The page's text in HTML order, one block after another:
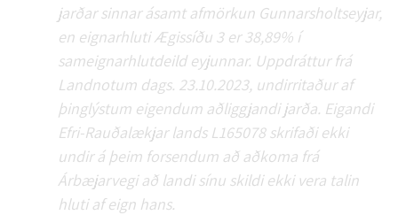
jarðar sinnar ásamt afmörkun Gunnarsholtseyjar,
en eignarhluti Ægissíðu 3 er 38,89% í
sameignarhlutdeild eyjunnar. Uppdráttur frá
Landnotum dags. 23.10.2023, undirritaður af
þinglýstum eigendum aðliggjandi jarða. Eigandi
Efri-Rauðalækjar lands L165078 skrifaði ekki
undir á þeim forsendum að aðkoma frá
Árbæjarvegi að landi sínu skildi ekki vera talin
hluti af eign hans.